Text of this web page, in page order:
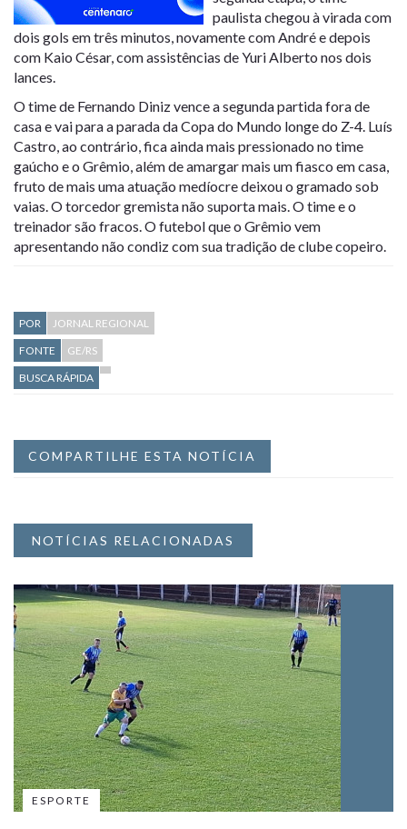
paulista chegou à virada com
dois gols em três minutos, novamente com André e depois
com Kaio César, com assistências de Yuri Alberto nos dois
lances.
O time de Fernando Diniz vence a segunda partida fora de
casa e vai para a parada da Copa do Mundo longe do Z-4. Luís
Castro, ao contrário, fica ainda mais pressionado no time
gaúcho e o Grêmio, além de amargar mais um fiasco em casa,
fruto de mais uma atuação medíocre deixou o gramado sob
vaias. O torcedor gremista não suporta mais. O time e o
treinador são fracos. O futebol que o Grêmio vem
apresentando não condiz com sua tradição de clube copeiro.
POR
JORNAL REGIONAL
FONTE
GE/RS
BUSCA RÁPIDA
COMPARTILHE ESTA NOTÍCIA
NOTÍCIAS RELACIONADAS
ESPORTE